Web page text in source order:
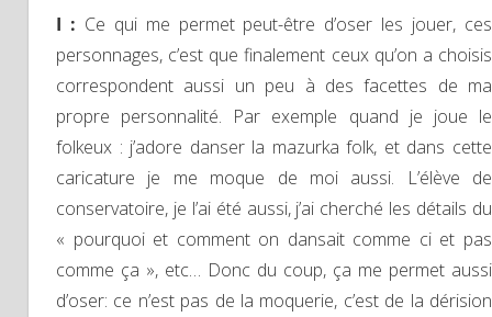
I : Ce qui me permet peut-être d’oser les jouer, ces
personnages, c’est que finalement ceux qu’on a choisis
correspondent aussi un peu à des facettes de ma
propre personnalité. Par exemple quand je joue le
folkeux : j’adore danser la mazurka folk, et dans cette
caricature je me moque de moi aussi. L’élève de
conservatoire, je l’ai été aussi, j’ai cherché les détails du
« pourquoi et comment on dansait comme ci et pas
comme ça », etc… Donc du coup, ça me permet aussi
d’oser: ce n’est pas de la moquerie, c’est de la dérision